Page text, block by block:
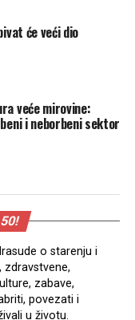
će veći dio
veće mirovine:
i neborbeni sektor
o starenju i
zabave,
povezati i
u životu.